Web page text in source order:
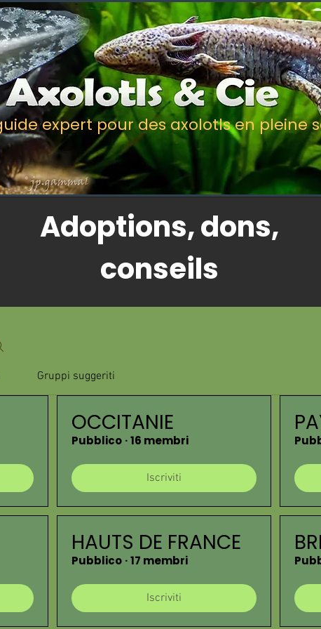
expert pour des axolotls en pleine
Adoptions, dons,
conseils
Gruppi suggeriti
OCCITANIE
Pubblico · 16 membri
Iscriviti
HAUTS DE FRANCE
Pubblico · 17 membri
Iscriviti